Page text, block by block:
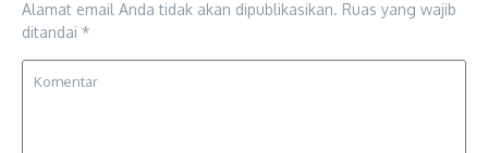
Alamat email Anda tidak akan dipublikasikan. Ruas yang wajib
ditandai *